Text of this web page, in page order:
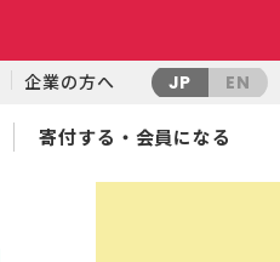
企業の方へ JP EN
寄付する・会員になる